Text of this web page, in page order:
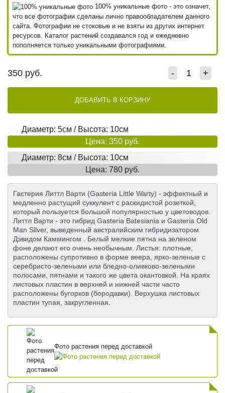
100% уникальные фото - это означет,
что все фотографии сделаны лично правообладателем данного
сайта. Фотографии не стоковые и не взяты из других интернет
ресурсов. Каталог растений создавался год и ежедневно
пополняется только уникальными фотографиями.
350 руб. - +
ДОБАВИТЬ В КОРЗИНУ
Диаметр: 5см / Высота: 10см
Цена: 350 руб.
Диаметр: 8см / Высота: 10см
Цена: 780 руб.
Гастерия Литтл Варти (Gasteria Little Warty) - эффектный и
медленно растущий суккулент с раскидистой розеткой,
который пользуется большой популярностью у цветоводов.
Литтл Варти - это гибрид Gasteria Batesiania и Gasteria Old
Man Silver, выведенный австралийским гибридизатором
Дэвидом Каммингом . Белый мелкие пятна на зеленом
фоне делают его очень необычным. Листья: плотные,
расположены супротивно в форме веера, ярко-зеленые с
серебристо-зелеными или бледно-оливково-зелеными
полосами, пятнами и такого же цвета окантовкой. На краях
листовых пластин в верхней и нижней части часто
расположены бугорков (бородавки). Верхушка листовых
пластин тупая, закругленная.
Фото растения перед доставкой